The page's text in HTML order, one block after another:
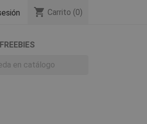
shopping_cart Carrito (0)
FREEBIES